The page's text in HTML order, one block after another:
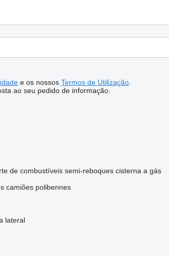
e os nossos Termos de Utilização.
ao seu pedido de informação.
de combustíveis semi-reboques cisterna a gás
camiões polibennes
lateral